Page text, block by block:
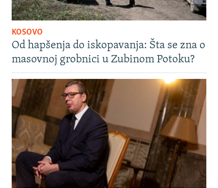
KOSOVO
Od hapšenja do iskopavanja: Šta se zna o
masovnoj grobnici u Zubinom Potoku?